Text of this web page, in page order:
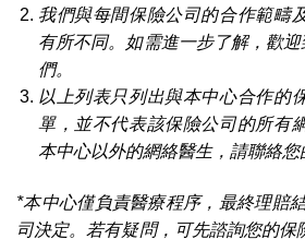
我們與每間保險公司的合作範疇
有所不同。如需進一步了解，歡
們。
以上列表只列出與本中心合作的
單，並不代表該保險公司的所有
本中心以外的網絡醫生，請聯絡您
*本中心僅負責醫療程序，最終理賠
司決定。若有疑問，可先諮詢您的保